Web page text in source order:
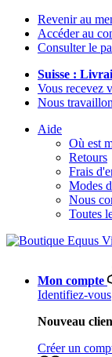
Revenir au
Accéder au
Consulter le
Suisse :
Vous recevez
Nous
Aide
Où est
Retours
Frais
Modes
Nous
Toutes
Mon compte
Identifiez-vous
Nouveau
Créer un